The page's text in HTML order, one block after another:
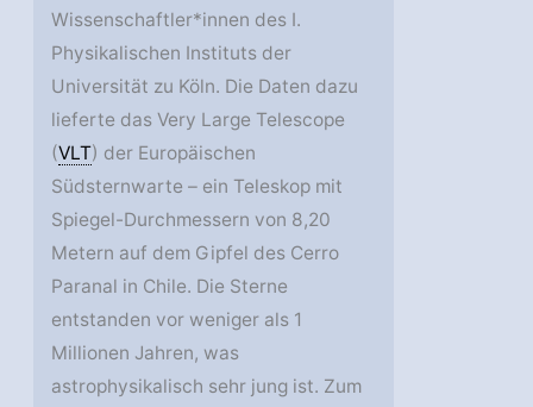
Wissenschaftler*innen des I.
Physikalischen Instituts der
Universität zu Köln. Die Daten dazu
lieferte das Very Large Telescope
(VLT) der Europäischen
Südsternwarte – ein Teleskop mit
Spiegel-Durchmessern von 8,20
Metern auf dem Gipfel des Cerro
Paranal in Chile. Die Sterne
entstanden vor weniger als 1
Millionen Jahren, was
astrophysikalisch sehr jung ist. Zum